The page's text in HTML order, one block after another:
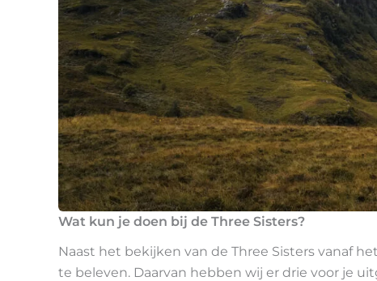
Wat kun je doen bij de Three Sisters?
Naast het bekijken van de Three Sisters vanaf
te beleven. Daarvan hebben wij er drie voor je